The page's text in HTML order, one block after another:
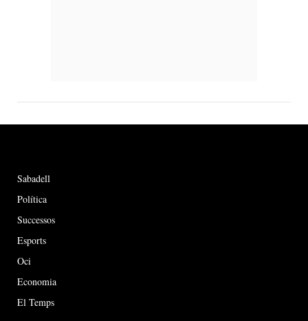
Sabadell
Política
Successos
Esports
Oci
Economia
El Temps